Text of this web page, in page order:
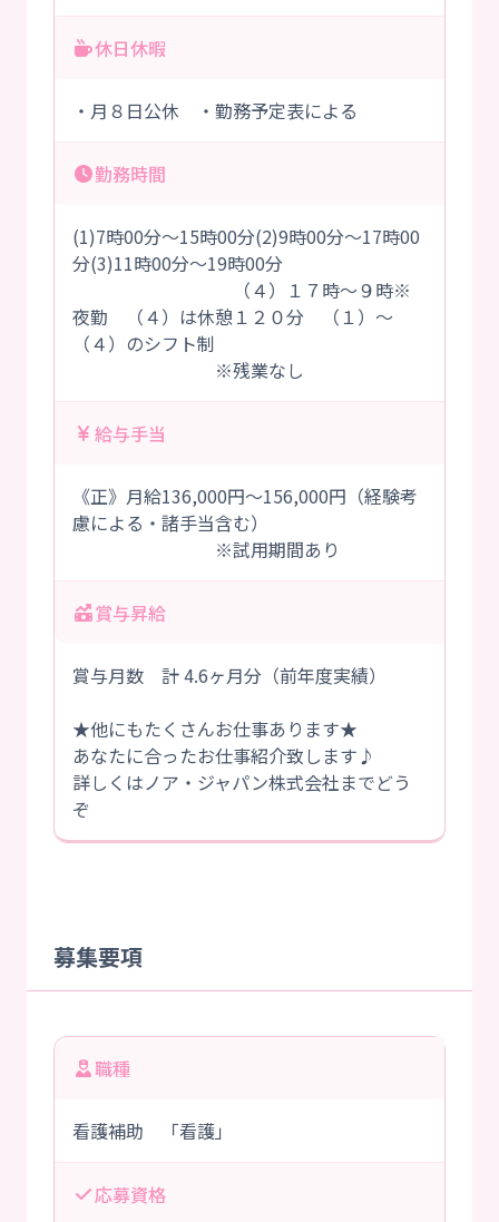
休日休暇
・月８日公休 ・勤務予定表による
勤務時間
(1)7時00分～15時00分(2)9時00分～17時00
分(3)11時00分～19時00分
（４）１７時～９時※
夜勤 （４）は休憩１２０分 （１）～
（４）のシフト制
※残業なし
給与手当
《正》月給136,000円～156,000円（経験考
慮による・諸手当含む）
※試用期間あり
賞与昇給
賞与月数 計 4.6ヶ月分（前年度実績）
★他にもたくさんお仕事あります★
あなたに合ったお仕事紹介致します♪
詳しくはノア・ジャパン株式会社までどう
ぞ
募集要項
職種
看護補助 「看護」
応募資格